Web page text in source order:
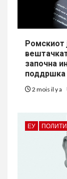
Ромскиот
започна
2 mois il y a
ЕУ